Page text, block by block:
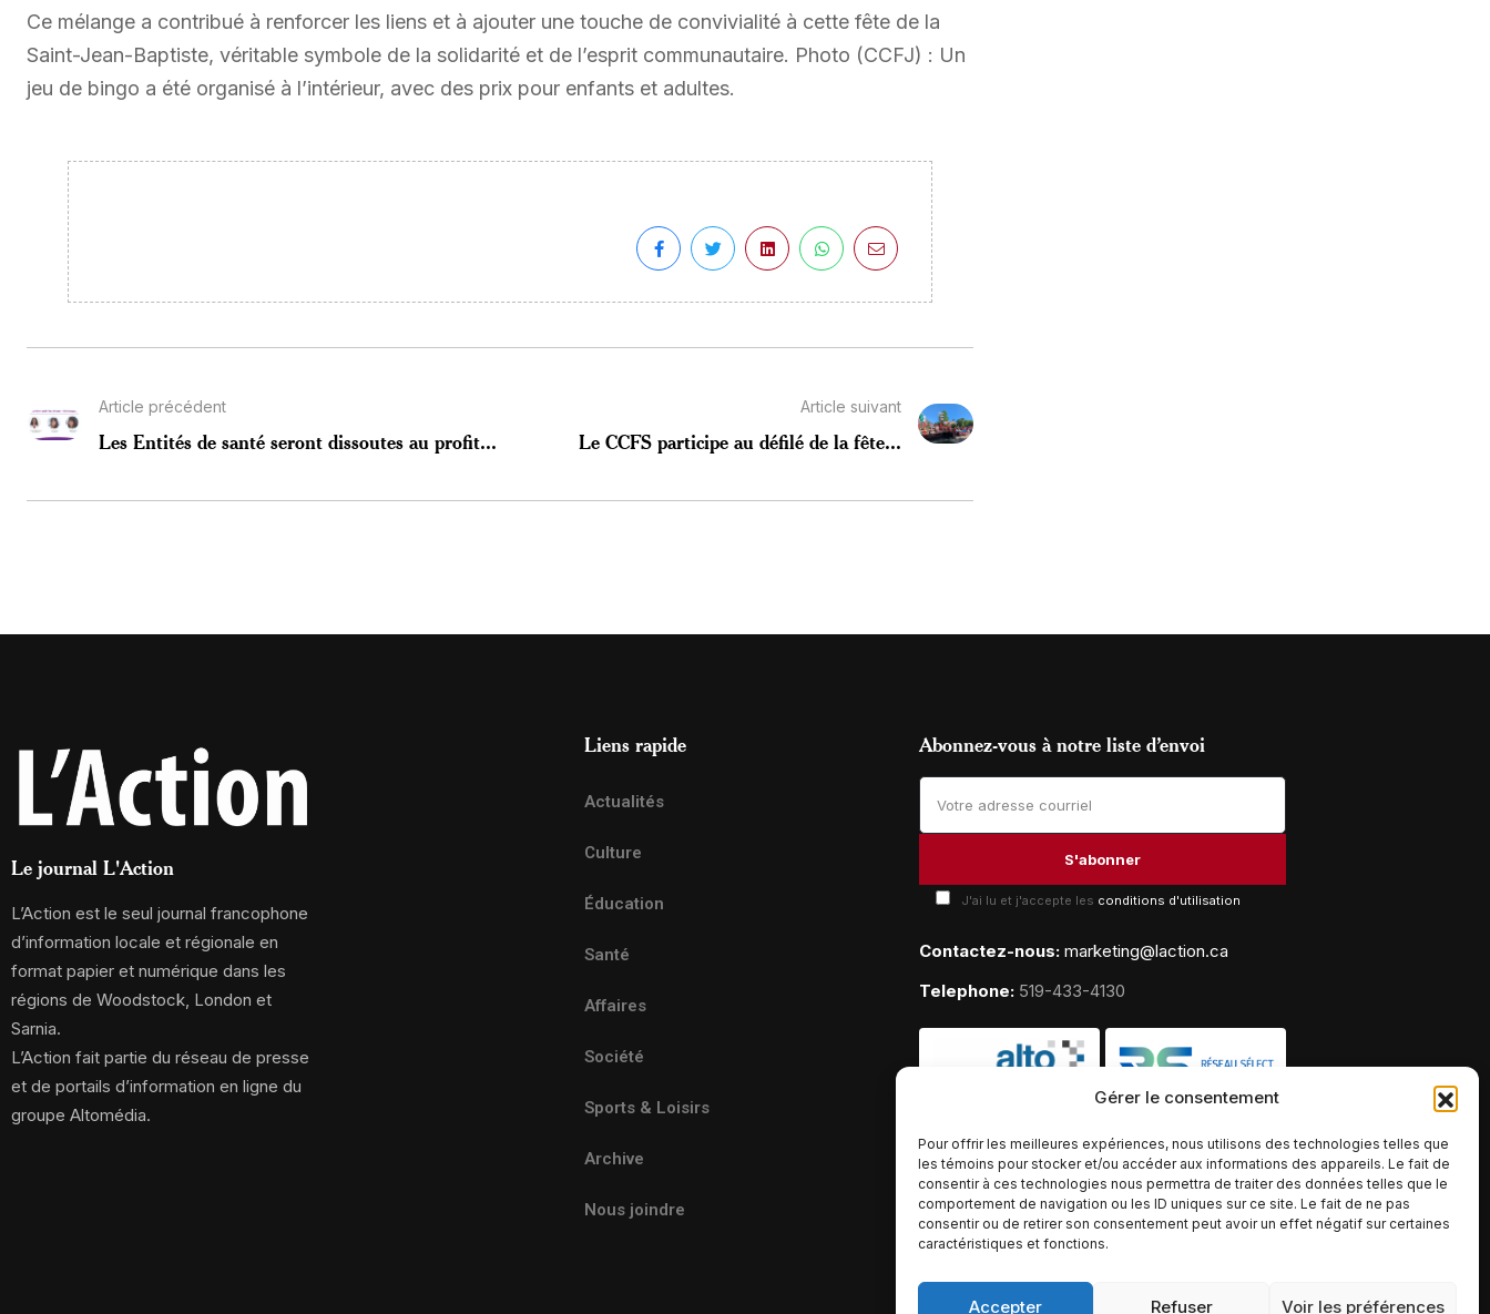
Gérer le consentement
Pour offrir les meilleures expériences, nous utilisons des technologies telles que
les témoins pour stocker et/ou accéder aux informations des appareils. Le fait de
consentir à ces technologies nous permettra de traiter des données telles que le
comportement de navigation ou les ID uniques sur ce site. Le fait de ne pas
consentir ou de retirer son consentement peut avoir un effet négatif sur certaines
caractéristiques et fonctions.
Accepter Refuser Voir les préférences
Ce mélange a contribué à renforcer les liens et à ajouter une touche de convivialité à cette fête de la
Saint-Jean-Baptiste, véritable symbole de la solidarité et de l’esprit communautaire. Photo (CCFJ) : Un
jeu de bingo a été organisé à l’intérieur, avec des prix pour enfants et adultes.
Article précédent
Les Entités de santé seront dissoutes au profit...
Article suivant
Le CCFS participe au défilé de la fête...
Le journal L'Action
L’Action est le seul journal francophone
d’information locale et régionale en
format papier et numérique dans les
régions de Woodstock, London et
Sarnia.
L’Action fait partie du réseau de presse
et de portails d’information en ligne du
groupe Altomédia.
Liens rapide
Actualités
Culture
Éducation
Santé
Affaires
Société
Sports & Loisirs
Archive
Nous joindre
Abonnez-vous à notre liste d’envoi
J'ai lu et j'accepte les conditions d'utilisation
Contactez-nous: marketing@laction.ca
Telephone: 519-433-4130